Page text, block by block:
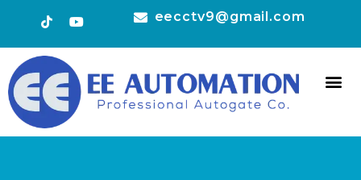
eecctv9@gmail.com